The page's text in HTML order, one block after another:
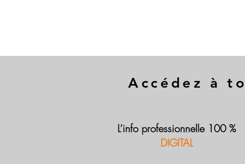
Accédez à
L’info professionnelle 100 %
DIGITAL